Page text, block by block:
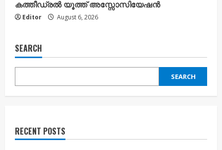
കത്തീഡ്രൽ യൂത്ത് അസ്സോസിയേഷൻ
Editor August 6, 2026
SEARCH
SEARCH
RECENT POSTS